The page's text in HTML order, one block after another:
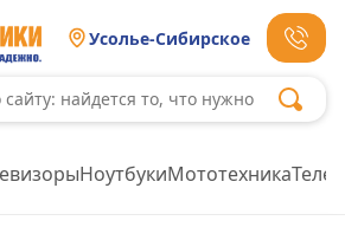
Усолье-Сибирское
НоутбукиМототехника